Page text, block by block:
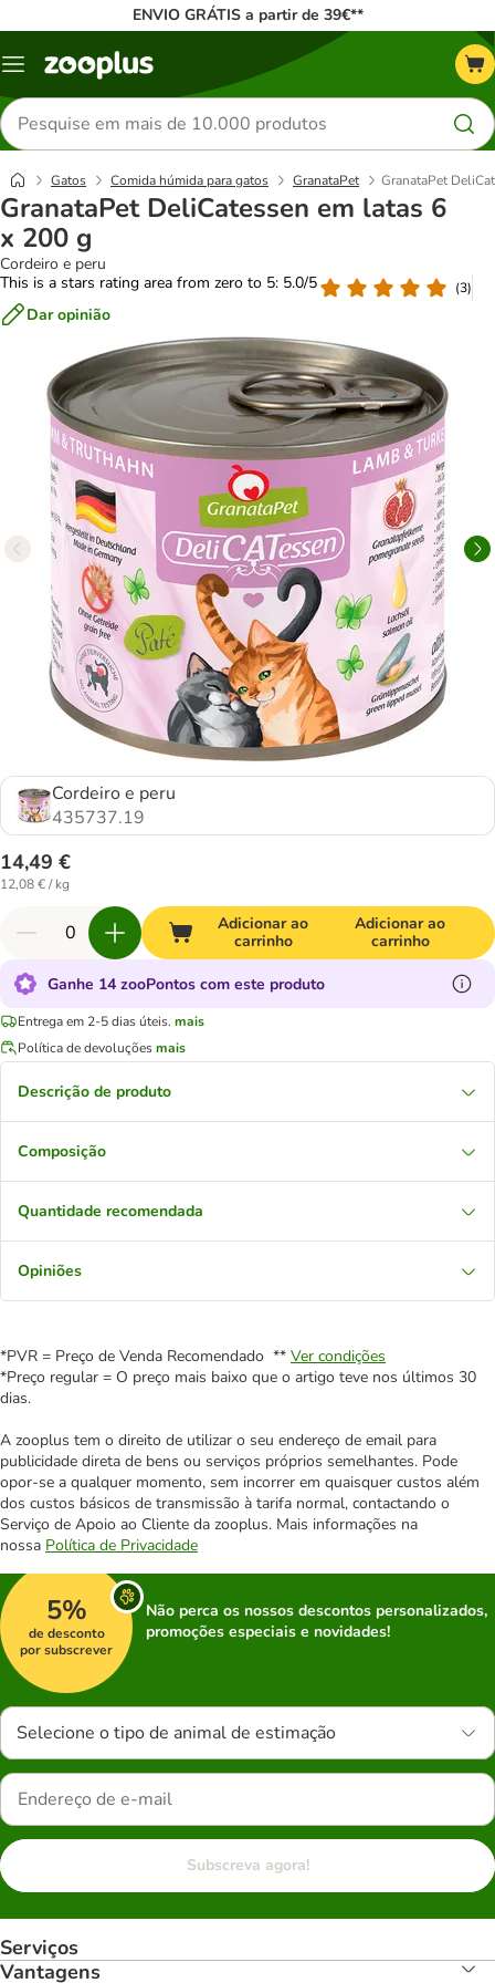
ENVIO GRÁTIS a partir de 39€**
Menu
Pesquisar
produtos
Gatos Comida húmida para gatos GranataPet GranataPet
GranataPet DeliCatessen em latas 6
x 200 g
Cordeiro e peru
This is a stars rating area from zero to 5: 5.0/5
(3)
Dar opinião
Cordeiro e peru
435737.19
14,49 €
12,08 € / kg
Adicionar ao
carrinho
Adicionar ao
carrinho
Ganhe 14 zooPontos com este produto
Entrega em 2-5 dias úteis. mais
Política de devoluçõesmais
Descrição de produto
Composição
Quantidade recomendada
Opiniões
*PVR = Preço de Venda Recomendado ** Ver condições
*Preço regular = O preço mais baixo que o artigo teve nos últimos 30
dias.
A zooplus tem o direito de utilizar o seu endereço de email para
publicidade direta de bens ou serviços próprios semelhantes. Pode
opor-se a qualquer momento, sem incorrer em quaisquer custos além
dos custos básicos de transmissão à tarifa normal, contactando o
Serviço de Apoio ao Cliente da zooplus. Mais informações na
nossa Política de Privacidade
5%
de desconto
por subscrever
Não perca os nossos descontos personalizados,
promoções especiais e novidades!
Selecione o tipo de animal de estimação
Subscreva agora!
Serviços
Vantagens